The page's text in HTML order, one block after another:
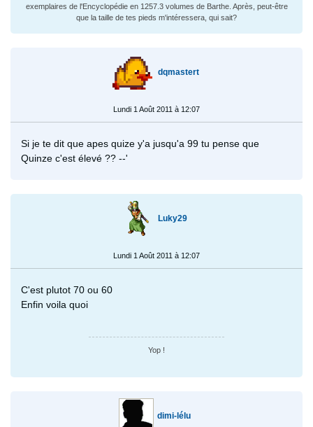
exemplaires de l'Encyclopédie en 1257.3 volumes de Barthe. Après, peut-être
que la taille de tes pieds m'intéressera, qui sait?
dqmastert
Lundi 1 Août 2011 à 12:07
Si je te dit que apes quize y'a jusqu'a 99 tu pense que
Quinze c'est élevé ?? --'
Luky29
Lundi 1 Août 2011 à 12:07
C'est plutot 70 ou 60
Enfin voila quoi
Yop !
dimi-lélu